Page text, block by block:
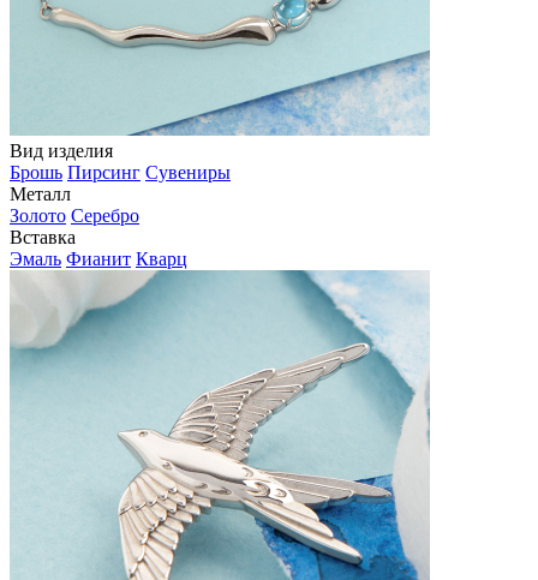
Вид изделия
Брошь Пирсинг Сувениры
Металл
Золото Серебро
Вставка
Эмаль Фианит Кварц